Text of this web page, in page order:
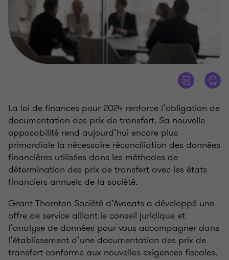
La loi de finances pour 2024 renforce l’obligation de
documentation des prix de transfert. Sa nouvelle
opposabilité rend aujourd’hui encore plus
primordiale la nécessaire réconciliation des données
financières utilisées dans les méthodes de
détermination des prix de transfert avec les états
financiers annuels de la société.
Grant Thornton Société d’Avocats a développé une
offre de service alliant le conseil juridique et
l’analyse de données pour vous accompagner dans
l’établissement d’une documentation des prix de
transfert conforme aux nouvelles exigences fiscales.